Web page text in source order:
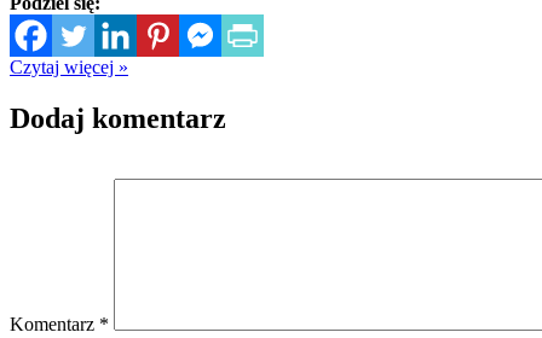
Czytaj więcej »
Dodaj komentarz
Komentarz *